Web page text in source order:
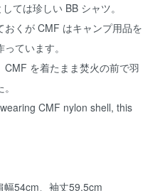
ては珍しい BB シャツ。
くが CMF はキャンプ用品を
ています。
を着たまま焚火の前で羽
CMF nylon shell, this
54cm、袖丈59.5cm